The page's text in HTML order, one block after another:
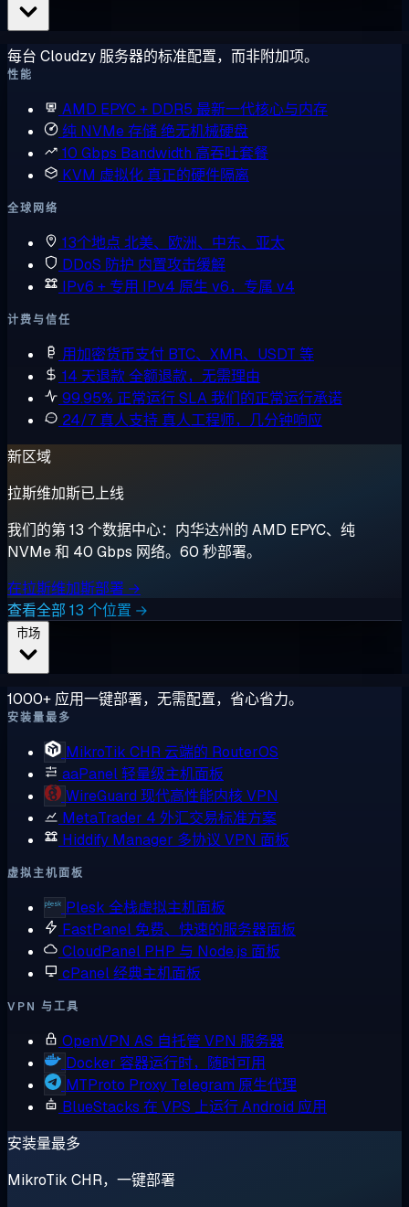
每台 Cloudzy 服务器的标准配置，而非附加项。
性能
AMD EPYC + DDR5 最新一代核心与内存
纯 NVMe 存储绝无机械硬盘
10 Gbps Bandwidth 高吞吐套餐
KVM 虚拟化 真正的硬件隔离
全球网络
13个地点 北美、欧洲、中东、亚太
DDoS 防护 内置攻击缓解
IPv6 + 专用 IPv4 原生 v6，专属 v4
计费与信任
用加密货币支付 BTC、XMR、USDT 等
14 天退款全额退款，无需理由
99.95% 正常运行 SLA我们的正常运行承诺
24/7 真人支持 真人工程师，几分钟响应
新区域
拉斯维加斯已上线
我们的第 13 个数据中心：内华达州的 AMD EPYC、纯
NVMe 和 40 Gbps 网络。60 秒部署。
在拉斯维加斯部署 →
查看全部 13 个位置 →
1000+ 应用一键部署，无需配置，省心省力。
安装量最多
MikroTik CHR 云端的 RouterOS
aaPanel轻量级主机面板
WireGuard 现代高性能内核 VPN
MetaTrader 4 外汇交易标准方案
Hiddify Manager 多协议 VPN 面板
虚拟主机面板
Plesk 全栈虚拟主机面板
FastPanel 免费、快速的服务器面板
CloudPanel PHP 与 Node.js 面板
cPanel经典主机面板
VPN 与工具
OpenVPN AS 自托管 VPN 服务器
Docker 容器运行时，随时可用
MTProto Proxy Telegram 原生代理
BlueStacks 在 VPS 上运行 Android 应用
安装量最多
MikroTik CHR，一键部署